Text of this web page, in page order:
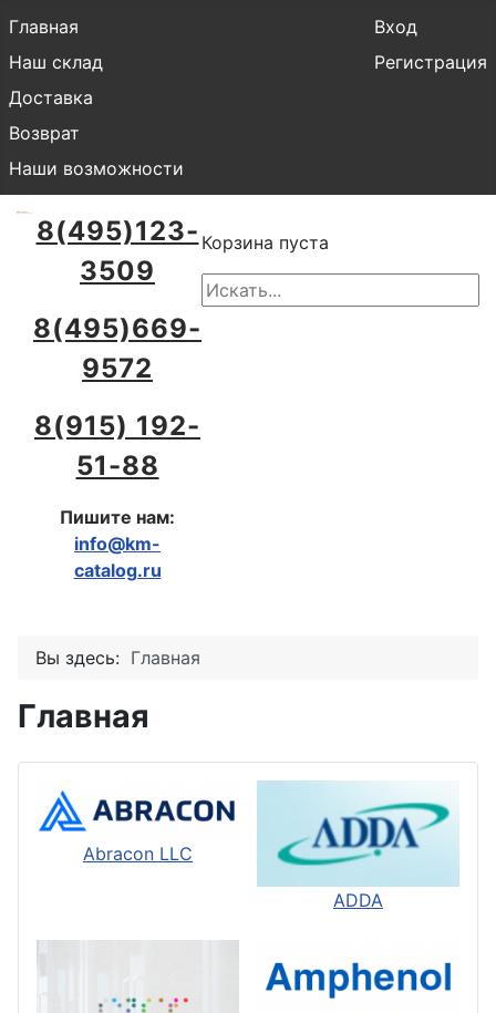
Главная
Наш склад
Доставка
Возврат
Наши возможности
Вход
Регистрация
8(495)123-
3509
8(495)669-
9572
8(915) 192-
51-88
Пишите нам:
info@km-
catalog.ru
Корзина пуста
Вы здесь: Главная
Главная
Abracon LLC
ADDA